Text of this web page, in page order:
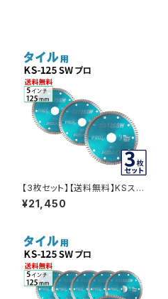
【3枚セット】【送料無料】KSスー
パーウェーブ KS-125SW プロ
5インチ 125ｍｍ ダイヤモンド
¥21,450